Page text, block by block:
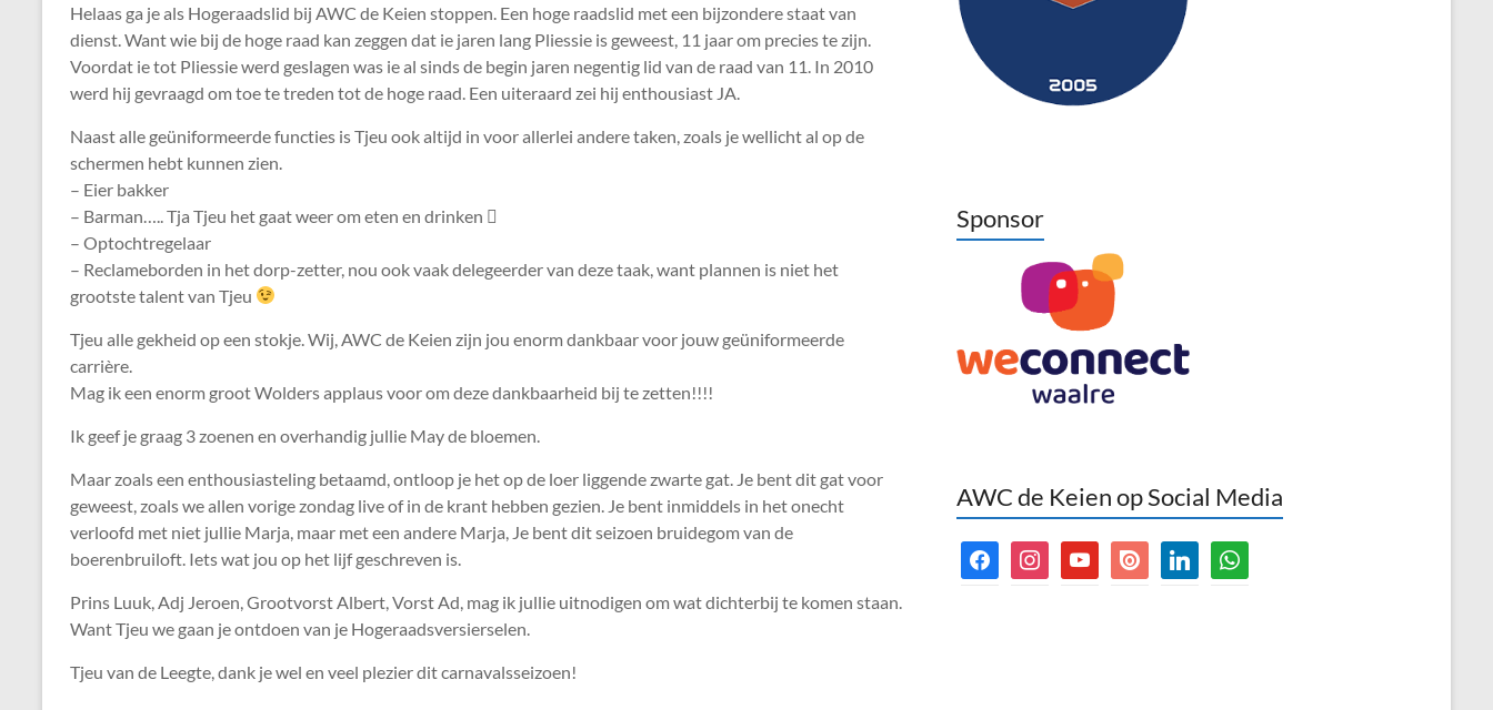
Helaas ga je als Hogeraadslid bij AWC de Keien stoppen. Een hoge raadslid met een bijzondere staat van
dienst. Want wie bij de hoge raad kan zeggen dat ie jaren lang Pliessie is geweest, 11 jaar om precies te zijn.
Voordat ie tot Pliessie werd geslagen was ie al sinds de begin jaren negentig lid van de raad van 11. In 2010
werd hij gevraagd om toe te treden tot de hoge raad. Een uiteraard zei hij enthousiast JA.
Naast alle geüniformeerde functies is Tjeu ook altijd in voor allerlei andere taken, zoals je wellicht al op de
schermen hebt kunnen zien.
– Eier bakker
– Barman….. Tja Tjeu het gaat weer om eten en drinken 
– Optochtregelaar
– Reclameborden in het dorp-zetter, nou ook vaak delegeerder van deze taak, want plannen is niet het
grootste talent van Tjeu
Tjeu alle gekheid op een stokje. Wij, AWC de Keien zijn jou enorm dankbaar voor jouw geüniformeerde
carrière.
Mag ik een enorm groot Wolders applaus voor om deze dankbaarheid bij te zetten!!!!
Ik geef je graag 3 zoenen en overhandig jullie May de bloemen.
Maar zoals een enthousiasteling betaamd, ontloop je het op de loer liggende zwarte gat. Je bent dit gat voor
geweest, zoals we allen vorige zondag live of in de krant hebben gezien. Je bent inmiddels in het onecht
verloofd met niet jullie Marja, maar met een andere Marja, Je bent dit seizoen bruidegom van de
boerenbruiloft. Iets wat jou op het lijf geschreven is.
Prins Luuk, Adj Jeroen, Grootvorst Albert, Vorst Ad, mag ik jullie uitnodigen om wat dichterbij te komen staan.
Want Tjeu we gaan je ontdoen van je Hogeraadsversierselen.
Tjeu van de Leegte, dank je wel en veel plezier dit carnavalsseizoen!
Sponsor
AWC de Keien op Social Media
facebookinstagramyoutubeissuu linkedinwhatsapp